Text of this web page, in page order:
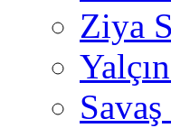
Ziya